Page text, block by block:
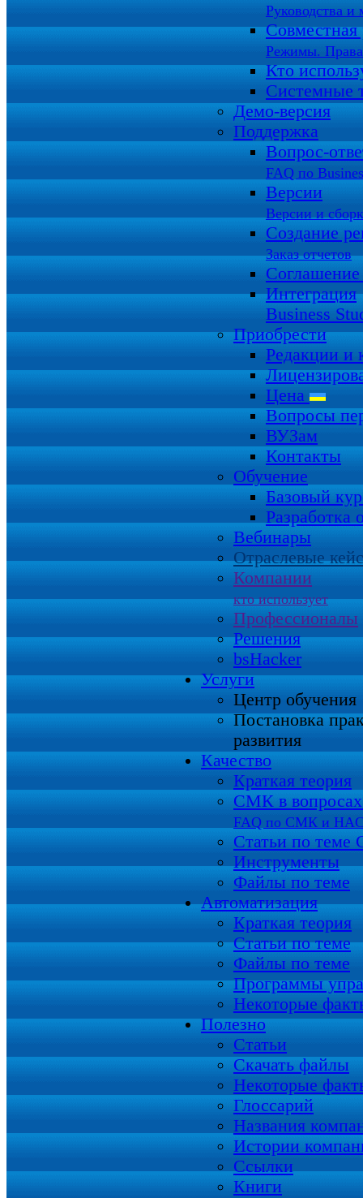
Руководства и
Совместная
Режимы. Права
Кто
Системные
Демо-версия
Поддержка
Вопрос-
FAQ по
Версии
Версии и
Создание
Заказ отчетов
Интеграция
Business
Приобрести
Редакции и
Цена
Вопросы
ВУЗам
Контакты
Обучение
Базовый
Разработка
Вебинары
Отраслевые
Компании
кто использует
Профессионалы
Решения
bsHacker
Услуги
Центр обучения
Постановка
развития
Качество
Краткая теория
СМК в вопросах
FAQ по СМК и
Статьи по
Инструменты
Файлы по теме
Автоматизация
Краткая теория
Статьи по теме
Файлы по теме
Программы
Некоторые
Полезно
Статьи
Скачать файлы
Некоторые
Глоссарий
Названия
Истории
Ссылки
Книги